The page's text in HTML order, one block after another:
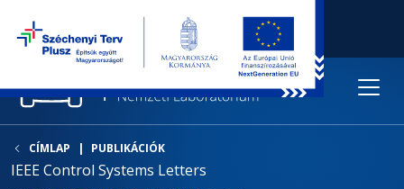
CÍMLAP PUBLIKÁCIÓK
IEEE Control Systems Letters